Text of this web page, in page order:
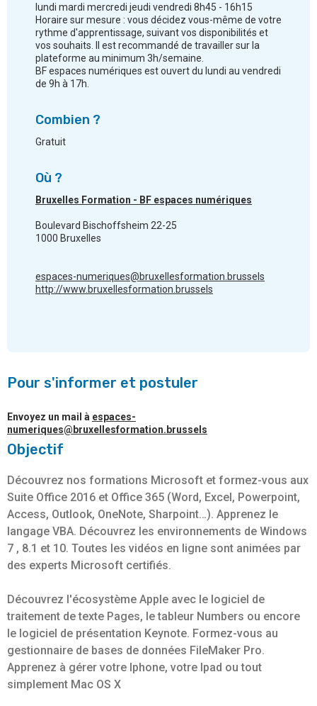
Objectif
Découvrez nos formations Microsoft et formez-vous aux
Suite Office 2016 et Office 365 (Word, Excel, Powerpoint,
Access, Outlook, OneNote, Sharpoint…). Apprenez le
langage VBA. Découvrez les environnements de Windows
7 , 8.1 et 10. Toutes les vidéos en ligne sont animées par
des experts Microsoft certifiés.
Découvrez l'écosystème Apple avec le logiciel de
traitement de texte Pages, le tableur Numbers ou encore
le logiciel de présentation Keynote. Formez-vous au
gestionnaire de bases de données FileMaker Pro.
Apprenez à gérer votre Iphone, votre Ipad ou tout
simplement Mac OS X
lundi mardi mercredi jeudi vendredi 8h45 - 16h15
Horaire sur mesure : vous décidez vous-même de votre
rythme d'apprentissage, suivant vos disponibilités et
vos souhaits. Il est recommandé de travailler sur la
plateforme au minimum 3h/semaine.
BF espaces numériques est ouvert du lundi au vendredi
de 9h à 17h.
Combien ?
Gratuit
Où ?
Bruxelles Formation - BF espaces numériques
Boulevard Bischoffsheim 22-25
1000 Bruxelles
espaces-numeriques@bruxellesformation.brussels
http://www.bruxellesformation.brussels
Pour s'informer et postuler
Envoyez un mail à espaces-
numeriques@bruxellesformation.brussels